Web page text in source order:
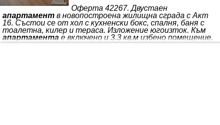
Оферта 42267. Двустаен
апартамент в новопостроена жилищна сграда с Акт
16. Състои се от хол с кухненски бокс, спалня, баня с
тоалетна, килер и тераса. Изложение югоизток. Към
апартамента е включено и 3.3 кв.м избено помещение.
Продава се напълно завършен и обзаведен. Интериорът